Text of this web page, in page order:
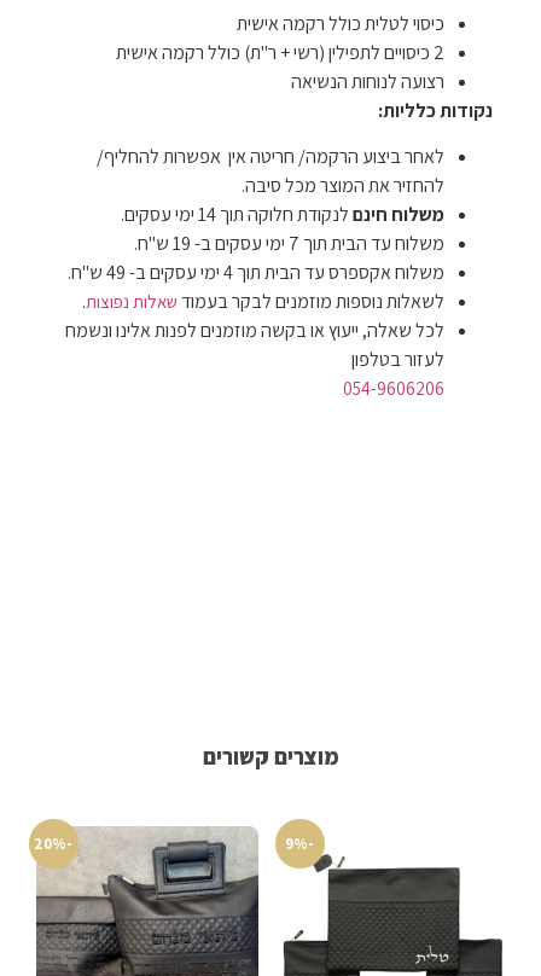
כיסוי לטלית כולל רקמה אישית
2 כיסויים לתפילין (רשי + ר"ת) כולל רקמה אישית
רצועה לנוחות הנשיאה
נקודות כלליות:
לאחר ביצוע הרקמה/ חריטה אין אפשרות להחליף/
להחזיר את המוצר מכל סיבה.
משלוח חינםלנקודת חלוקה תוך 14 ימי עסקים.
משלוח עד הבית תוך 7 ימי עסקים ב- 19 ש"ח.
משלוח אקספרס עד הבית תוך 4 ימי עסקים ב- 49 ש"ח.
לשאלות נוספות מוזמנים לבקר בעמוד שאלות נפוצות.
לכל שאלה, ייעוץ או בקשה מוזמנים לפנות אלינו ונשמח
לעזור בטלפון
054-9606206
מוצרים קשורים
-9%
-20%